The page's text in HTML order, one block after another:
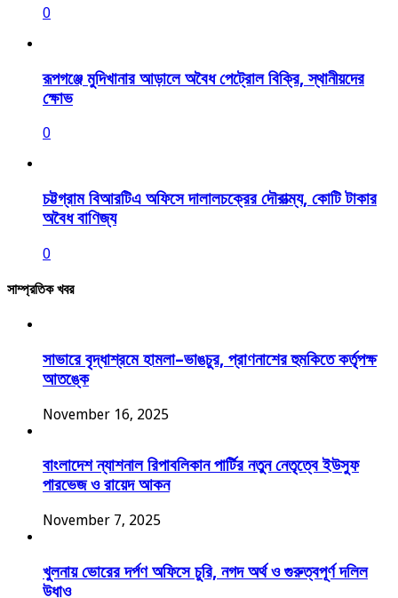
0
রূপগঞ্জে মুদিখানার আড়ালে অবৈধ পেট্রোল বিক্রি, স্থানীয়দের
ক্ষোভ
0
চট্টগ্রাম বিআরটিএ অফিসে দালালচক্রের দৌরাত্ম্য, কোটি টাকার
অবৈধ বাণিজ্য
0
সাম্প্রতিক খবর
সাভারে বৃদ্ধাশ্রমে হামলা–ভাঙচুর, প্রাণনাশের হুমকিতে কর্তৃপক্ষ
আতঙ্কে
November 16, 2025
বাংলাদেশ ন্যাশনাল রিপাবলিকান পার্টির নতুন নেতৃত্বে ইউসুফ
পারভেজ ও রায়েদ আকন
November 7, 2025
খুলনায় ভোরের দর্পণ অফিসে চুরি, নগদ অর্থ ও গুরুত্বপূর্ণ দলিল
উধাও